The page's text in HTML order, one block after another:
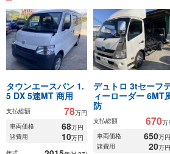
タウンエースバン 1.
5 DX 5速MT 商用
支払総額 78万円
車両価格
68万円
諸費用
10万円
デュトロ 3tセーフ
ィーローダー 6MT
防
支払総額 670万
車両価格
650万円
諸費用
20万円